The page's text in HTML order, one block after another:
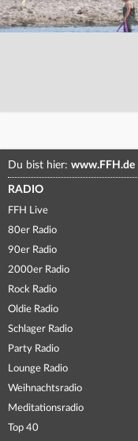
Du bist hier: www.FFH.de
RADIO
FFH Live
80er Radio
90er Radio
2000er Radio
Rock Radio
Oldie Radio
Schlager Radio
Party Radio
Lounge Radio
Weihnachtsradio
Meditationsradio
Top 40